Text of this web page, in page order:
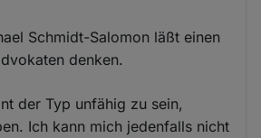
Schmidt-Salomon läßt einen
denken.
der Typ unfähig zu sein,
Ich kann mich jedenfalls nicht